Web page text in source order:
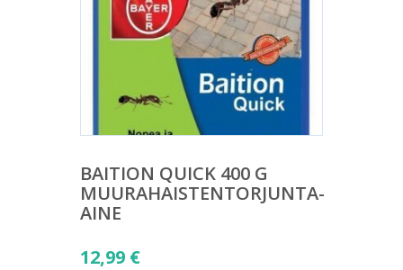
BAITION QUICK 400 G
MUURAHAISTENTORJUNTA-
AINE
12,99 €